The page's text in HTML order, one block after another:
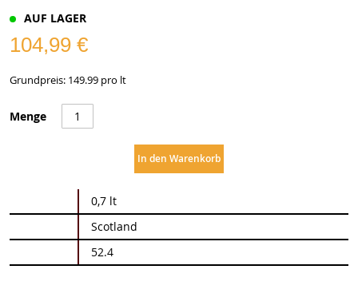
AUF LAGER
104,99 €
Grundpreis: 149.99 pro lt
Menge
In den Warenkorb
Informationen
0,7 lt
Scotland
52.4